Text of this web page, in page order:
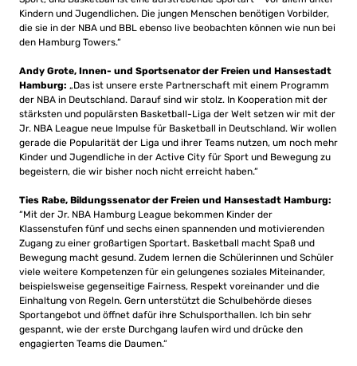
Kindern und Jugendlichen. Die jungen Menschen benötigen Vorbilder,
die sie in der NBA und BBL ebenso live beobachten können wie nun bei
den Hamburg Towers.“
Andy Grote, Innen- und Sportsenator der Freien und Hansestadt
Hamburg: „Das ist unsere erste Partnerschaft mit einem Programm
der NBA in Deutschland. Darauf sind wir stolz. In Kooperation mit der
stärksten und populärsten Basketball-Liga der Welt setzen wir mit der
Jr. NBA League neue Impulse für Basketball in Deutschland. Wir wollen
gerade die Popularität der Liga und ihrer Teams nutzen, um noch mehr
Kinder und Jugendliche in der Active City für Sport und Bewegung zu
begeistern, die wir bisher noch nicht erreicht haben.“
Ties Rabe, Bildungssenator der Freien und Hansestadt Hamburg:
“Mit der Jr. NBA Hamburg League bekommen Kinder der
Klassenstufen fünf und sechs einen spannenden und motivierenden
Zugang zu einer großartigen Sportart. Basketball macht Spaß und
Bewegung macht gesund. Zudem lernen die Schülerinnen und Schüler
viele weitere Kompetenzen für ein gelungenes soziales Miteinander,
beispielsweise gegenseitige Fairness, Respekt voreinander und die
Einhaltung von Regeln. Gern unterstützt die Schulbehörde dieses
Sportangebot und öffnet dafür ihre Schulsporthallen. Ich bin sehr
gespannt, wie der erste Durchgang laufen wird und drücke den
engagierten Teams die Daumen.“